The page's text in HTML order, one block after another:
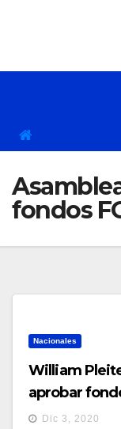
fondos
Nacionales
William
aprobar
programa de
Dic 3, 2020